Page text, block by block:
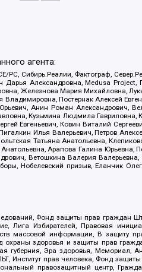
агента:
Сибирь.Реалии, Фактограф,
Александровна, Medusa
Железнова Мария Михайловна,
Постернак Алексей
Анин Роман Александрович,
Кузьмина Людмила
Евгеньевич, Ковин Виталий
Илья Валерьевич, Петров
Татьяна Анатольевна,
Арапова Галина
Ветошкина Валерия
Нобелевский призыв, Еланчик
Фонд защиты прав граждан
Избирателей, Правовая
массовой информации, В защиту
охраны здоровья и защиты прав
губерния, Эра здоровья,
прав человека, Фонд
правозащитный центр,